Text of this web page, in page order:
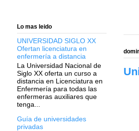
Lo mas leido
UNIVERSIDAD SIGLO XX
Ofertan licenciatura en
enfermería a distancia
La Universidad Nacional de
Siglo XX oferta un curso a
distancia en Licenciatura en
Enfermería para todas las
enfermeras auxiliares que
tenga...
Guía de universidades
privadas